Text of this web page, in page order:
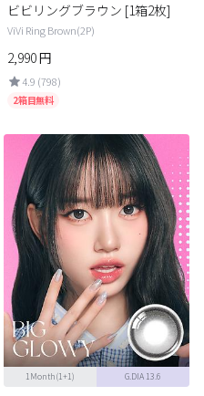
ビビリングブラウン [1箱2枚]
ViVi Ring Brown(2P)
2,990円
4.9 (798)
2箱目無料
1Month(1+1) G.DIA 13.6